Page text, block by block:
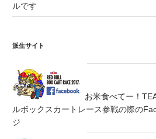
ルです
派生サイト
お米食べてー！
ルボックスカートレース参戦の際の
ジ